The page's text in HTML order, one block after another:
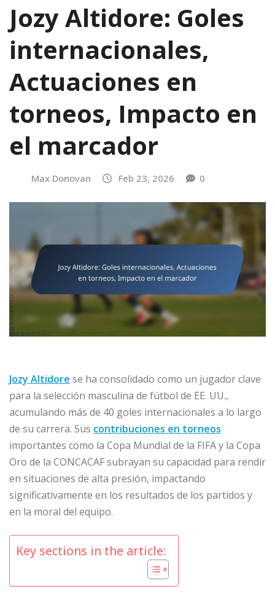
Jozy Altidore: Goles
internacionales,
Actuaciones en
torneos, Impacto en
el marcador
Max Donovan Feb 23, 2026 0
Jozy Altidore se ha consolidado como un jugador clave
para la selección masculina de fútbol de EE. UU.,
acumulando más de 40 goles internacionales a lo largo
de su carrera. Sus contribuciones en torneos
importantes como la Copa Mundial de la FIFA y la Copa
Oro de la CONCACAF subrayan su capacidad para rendir
en situaciones de alta presión, impactando
significativamente en los resultados de los partidos y
en la moral del equipo.
Key sections in the article: